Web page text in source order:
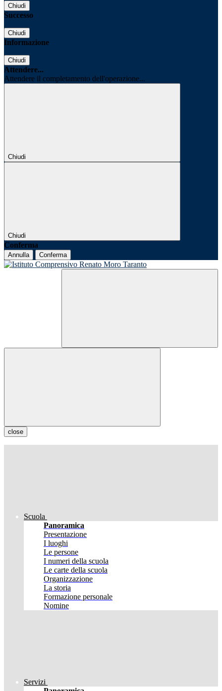
Chiudi
Successo
Chiudi
Informazione
Chiudi
Attendere...
Attendere il completamento dell'operazione...
Chiudi
Chiudi
Conferma
Annulla Conferma
close
Scuola
Panoramica
Presentazione
I luoghi
Le persone
I numeri della scuola
Le carte della scuola
Organizzazione
La storia
Formazione personale
Nomine
Servizi